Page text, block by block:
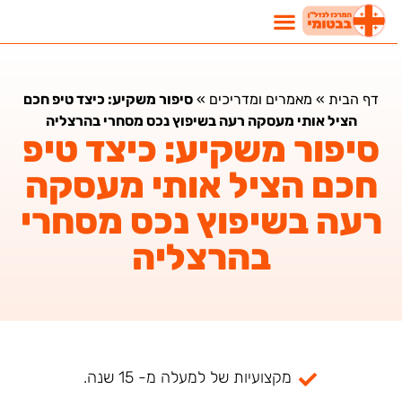
דף הבית»מאמרים ומדריכים»סיפור משקיע: כיצד טיפ חכם
הציל אותי מעסקה רעה בשיפוץ נכס מסחרי בהרצליה
סיפור משקיע: כיצד טיפ
חכם הציל אותי מעסקה
רעה בשיפוץ נכס מסחרי
בהרצליה
מקצועיות של למעלה מ- 15 שנה.